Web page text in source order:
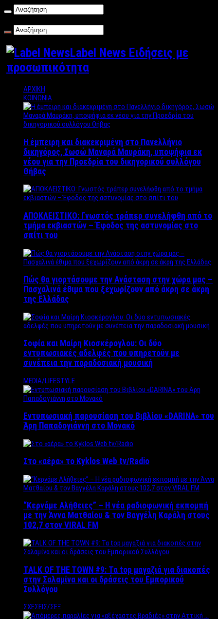
Label News Ειδήσεις με
προσωπικότητα
ΑΡΧΙΚΗ
ΚΟΙΝΩΝΙΑ
Η έμπειρη και διακεκριμένη στο Πανελλήνιο
δικηγόρος, Σωσώ Μαναρά Μαυράκη, υποψήφια εκ
νέου για την Προεδρία του δικηγορικού συλλόγου
Θήβας
ΑΠΟΚΛΕΙΣΤΙΚΟ: Γνωστός τράπερ συνελήφθη από το
τμήμα εκβιαστών – Έφοδος της αστυνομίας στο
σπίτι του
Πώς θα γιορτάσουμε την Ανάσταση στην χώρα μας –
Πασχαλινά έθιμα που ξεχωρίζουν από άκρη σε άκρη
της Ελλάδας
Σοφία και Μαίρη Κιοσκέρογλου: Οι δύο
εντυπωσιακές αδελφές που υπηρετούν με
συνέπεια την παραδοσιακή μουσική
MEDIA/LIFESTYLE
Εντυπωσιακή παρουσίαση του Βιβλίου «DARINA» του
Άρη Παπαδογιάννη στο Μονακό
Στο «αέρα» το Kyklos Web tv/Radio
“Kερνάμε Αλήθειες” – Η νέα ραδιοφωνική εκπομπή
με την Άννα Ματθαίου & τον Βαγγέλη Καράλη στους
102,7 στον VIRAL FM
TALK OF THE TOWN #9: Τα top μαγαζιά για διακοπές
στην Σαλαμίνα και οι δράσεις του Εμπορικού
Συλλόγου
ΣΧΕΣΕΙΣ/ΣΕΞ